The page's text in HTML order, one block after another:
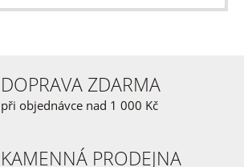
DOPRAVA ZDARMA
při objednávce nad 1 000 Kč
KAMENNÁ PRODEJNA